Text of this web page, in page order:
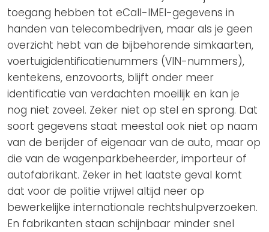
toegang hebben tot eCall-IMEI-gegevens in
handen van telecombedrijven, maar als je geen
overzicht hebt van de bijbehorende simkaarten,
voertuigidentificatienummers (VIN-nummers),
kentekens, enzovoorts, blijft onder meer
identificatie van verdachten moeilijk en kan je
nog niet zoveel. Zeker niet op stel en sprong. Dat
soort gegevens staat meestal ook niet op naam
van de berijder of eigenaar van de auto, maar op
die van de wagenparkbeheerder, importeur of
autofabrikant. Zeker in het laatste geval komt
dat voor de politie vrijwel altijd neer op
bewerkelijke internationale rechtshulpverzoeken.
En fabrikanten staan schijnbaar minder snel